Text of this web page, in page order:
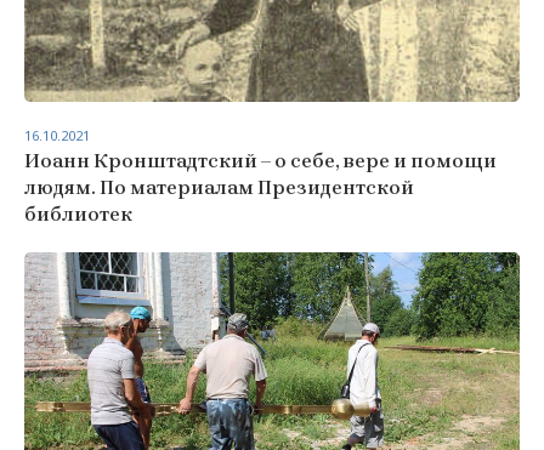
Иоанн Кронштадтский – о себе, вере и помощи
людям. По материалам Президентской
библиотек
16.10.2021